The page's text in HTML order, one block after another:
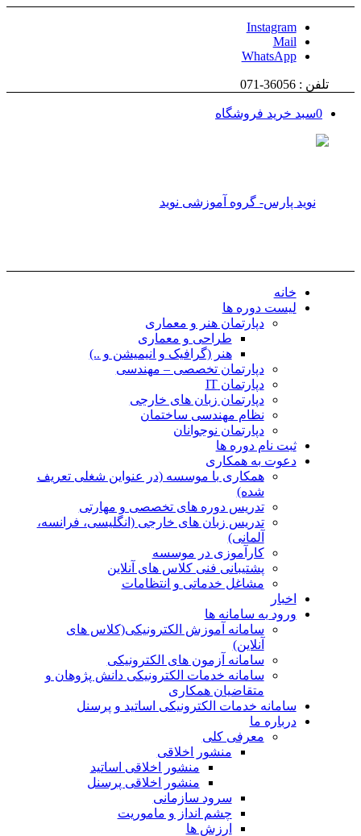
Instagram
Mail
WhatsApp
تلفن : 36056-071
0سبد خرید فروشگاه
خانه
لیست دوره ها
دپارتمان هنر و معماری
طراحی و معماری
هنر (گرافیک و انیمیشن و ..)
دپارتمان تخصصی – مهندسی
دپارتمان IT
دپارتمان زبان های خارجی
نظام مهندسی ساختمان
دپارتمان نوجوانان
ثبت نام دوره ها
دعوت به همکاری
همکاری با موسسه (در عنواین شغلی تعریف
شده)
تدریس دوره های تخصصی و مهارتی
تدریس زبان های خارجی (انگلیسی، فرانسه،
آلمانی)
کارآموزی در موسسه
پشتیبانی فنی کلاس های آنلاین
مشاغل خدماتی و انتظامات
اخبار
ورود به سامانه ها
سامانه آموزش الکترونیکی(کلاس های
آنلاین)
سامانه آزمون های الکترونیکی
سامانه خدمات الکترونیکی دانش پژوهان و
متقاضیان همکاری
سامانه خدمات الکترونیکی اساتید و پرسنل
درباره ما
معرفی کلی
منشور اخلاقی
منشور اخلاقی اساتید
منشور اخلاقی پرسنل
سرود سازمانی
چشم انداز و ماموریت
ارزش ها